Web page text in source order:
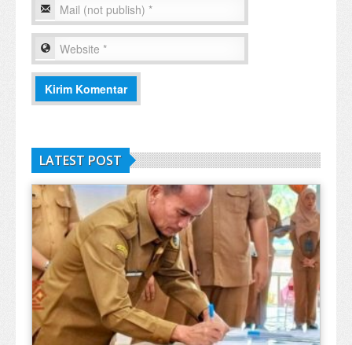
LATEST POST